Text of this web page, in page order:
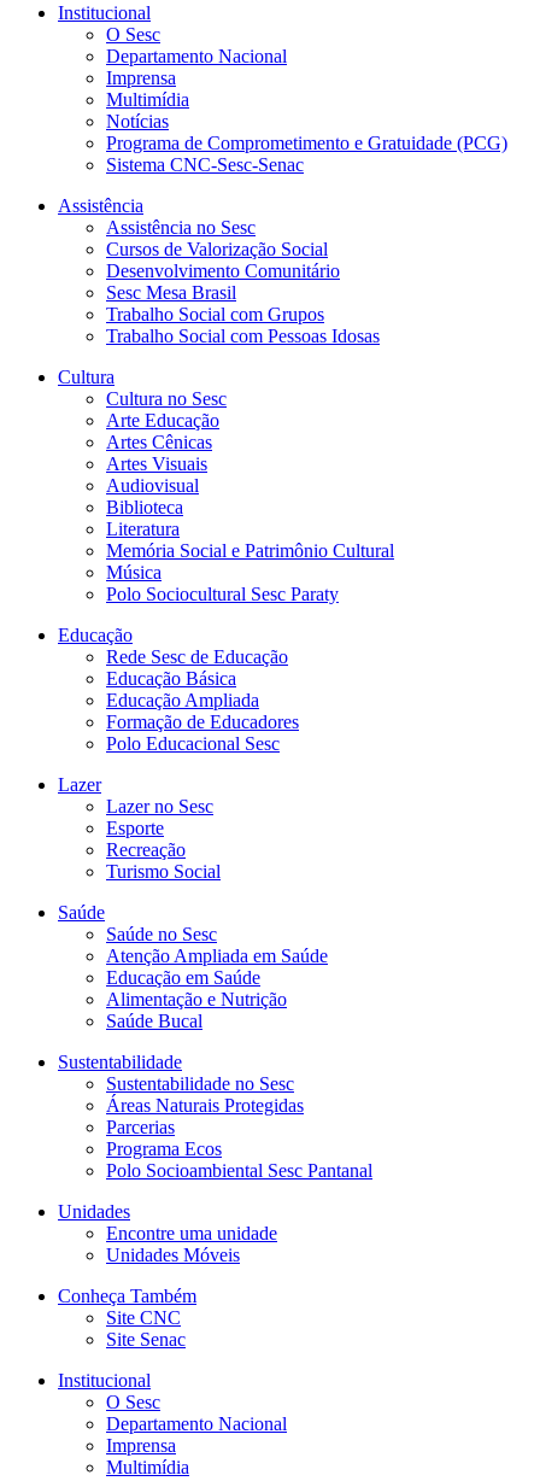
Institucional
O Sesc
Departamento Nacional
Imprensa
Multimídia
Notícias
Programa de Comprometimento e Gratuidade (PCG)
Sistema CNC-Sesc-Senac
Assistência
Assistência no Sesc
Cursos de Valorização Social
Desenvolvimento Comunitário
Sesc Mesa Brasil
Trabalho Social com Grupos
Trabalho Social com Pessoas Idosas
Cultura
Cultura no Sesc
Arte Educação
Artes Cênicas
Artes Visuais
Audiovisual
Biblioteca
Literatura
Memória Social e Patrimônio Cultural
Música
Polo Sociocultural Sesc Paraty
Educação
Rede Sesc de Educação
Educação Básica
Educação Ampliada
Formação de Educadores
Polo Educacional Sesc
Lazer
Lazer no Sesc
Esporte
Recreação
Turismo Social
Saúde
Saúde no Sesc
Atenção Ampliada em Saúde
Educação em Saúde
Alimentação e Nutrição
Saúde Bucal
Sustentabilidade
Sustentabilidade no Sesc
Áreas Naturais Protegidas
Parcerias
Programa Ecos
Polo Socioambiental Sesc Pantanal
Unidades
Encontre uma unidade
Unidades Móveis
Conheça Também
Site CNC
Site Senac
Institucional
O Sesc
Departamento Nacional
Imprensa
Multimídia